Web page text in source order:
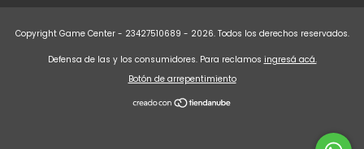
Copyright Game Center - 23427510689 - 2026. Todos los derechos reservados.
Defensa de las y los consumidores. Para reclamos ingresá acá.
Botón de arrepentimiento